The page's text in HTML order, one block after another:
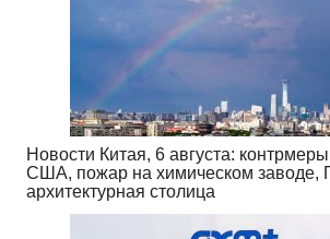
Новости Китая, 6 августа:
США, пожар на химическом заводе,
архитектурная столица